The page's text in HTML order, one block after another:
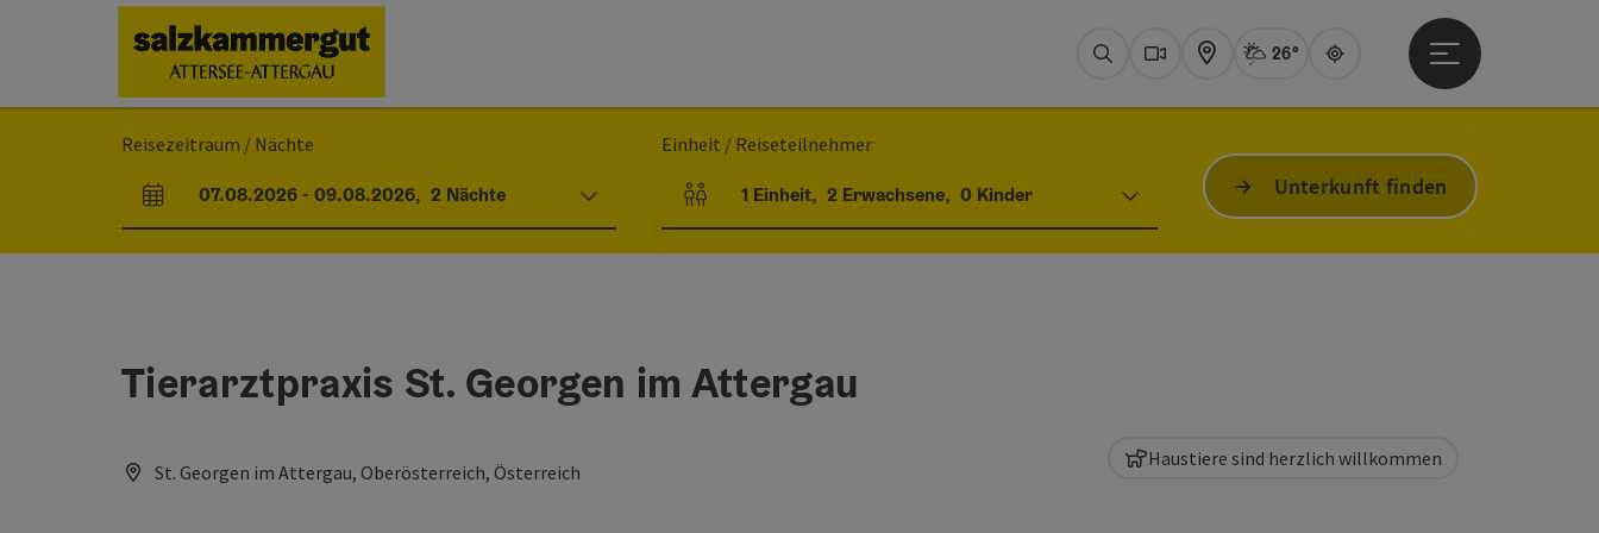
[0]
Zur Navigation[1]
Zum Seitenanfang
Zum Impressum [5]
Zu den Hinweisen zur Bedienung der Website
[7]
SuchenWebcams
Karte Aktuelles WetterAttersee,
26°
Guide
Hauptmenü öffnen
Reisezeitraum / Nächte
An- und Abreisefelder
07.08.2026- 09.08.2026, 2 Nächte
Einheit / Reiseteilnehmer
Einheitenanzahl und Personenfelder
1 Einheit, 2 Erwachsene, 0 Kinder Unterkunft finden
Tierarztpraxis St. Georgen im Attergau
St. Georgen im Attergau, Oberösterreich, Österreich
Haustiere sind herzlich willkommen